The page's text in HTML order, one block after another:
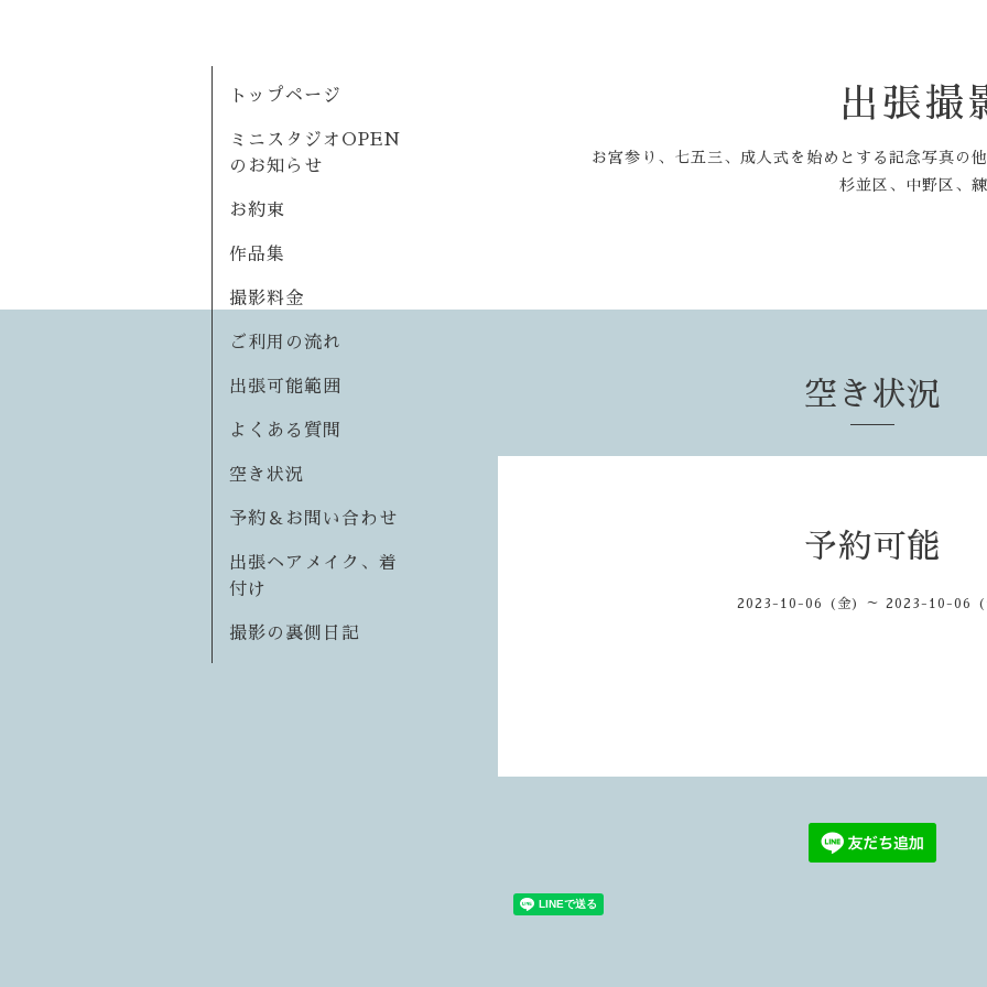
出張撮
お宮参り、七五三、成人式を始めとする記念写真の
杉並区、中野区、
トップページ
ミニスタジオOPEN
のお知らせ
お約束
作品集
撮影料金
ご利用の流れ
出張可能範囲
よくある質問
空き状況
予約＆お問い合わせ
出張ヘアメイク、着
付け
撮影の裏側日記
空き状況
予約可能
2023-10-06 (金) ～ 2023-10-06